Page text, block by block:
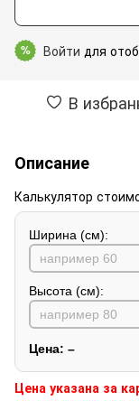
% Войти для
В
Описание
Калькулятор
Ширина (см):
Высота (см):
Цена: –
Цена указана за